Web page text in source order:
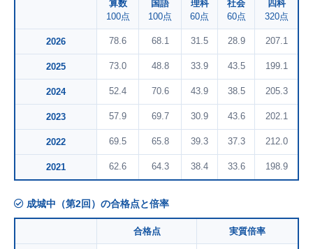
算数
100点
国語
100点
理科
60点
社会
60点
四科
320点
2026 78.6 68.1 31.5 28.9 207.1
2025 73.0 48.8 33.9 43.5 199.1
2024 52.4 70.6 43.9 38.5 205.3
2023 57.9 69.7 30.9 43.6 202.1
2022 69.5 65.8 39.3 37.3 212.0
2021 62.6 64.3 38.4 33.6 198.9
成城中（第2回）の合格点と倍率
合格点 実質倍率